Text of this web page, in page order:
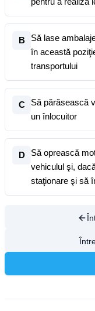
B
Să lase
în această
transportului
C
Să părăsească
un înlocuitor
D
Să oprească
vehiculul şi,
staţionare şi să